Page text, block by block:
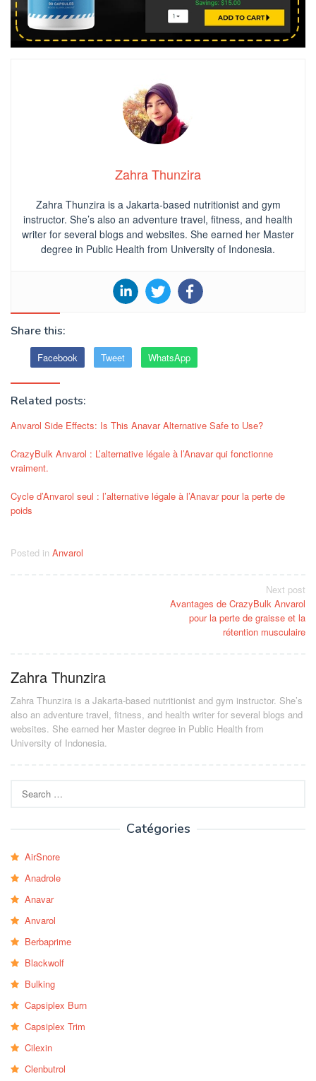
Zahra Thunzira
Zahra Thunzira is a Jakarta-based nutritionist and gym
instructor. She’s also an adventure travel, fitness, and health
writer for several blogs and websites. She earned her Master
degree in Public Health from University of Indonesia.
Share this:
Facebook Tweet WhatsApp
Related posts:
Anvarol Side Effects: Is This Anavar Alternative Safe to Use?
CrazyBulk Anvarol : L’alternative légale à l’Anavar qui fonctionne
vraiment.
Cycle d’Anvarol seul : l’alternative légale à l’Anavar pour la perte de
poids
Posted in Anvarol
Next post
Avantages de CrazyBulk Anvarol
pour la perte de graisse et la
rétention musculaire
Zahra Thunzira
Zahra Thunzira is a Jakarta-based nutritionist and gym instructor. She’s
also an adventure travel, fitness, and health writer for several blogs and
websites. She earned her Master degree in Public Health from
University of Indonesia.
for:
Catégories
AirSnore
Anadrole
Anavar
Anvarol
Berbaprime
Blackwolf
Bulking
Capsiplex Burn
Capsiplex Trim
Cilexin
Clenbutrol